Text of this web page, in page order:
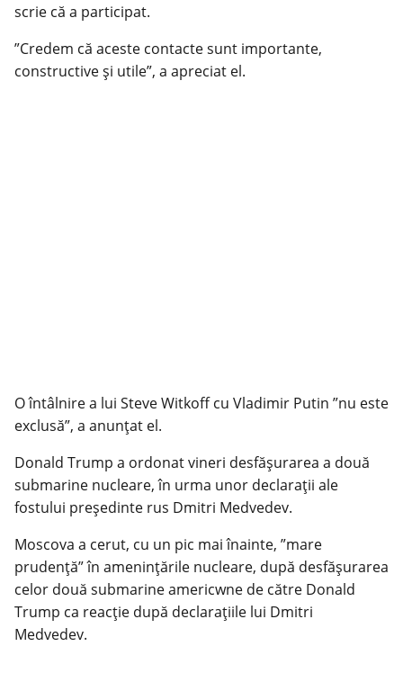
scrie că a participat.
”Credem că aceste contacte sunt importante,
constructive şi utile”, a apreciat el.
O întâlnire a lui Steve Witkoff cu Vladimir Putin ”nu este
exclusă”, a anunţat el.
Donald Trump a ordonat vineri desfăşurarea a două
submarine nucleare, în urma unor declaraţii ale
fostului preşedinte rus Dmitri Medvedev.
Moscova a cerut, cu un pic mai înainte, ”mare
prudenţă” în ameninţările nucleare, după desfăşurarea
celor două submarine americwne de către Donald
Trump ca reacţie după declaraţiile lui Dmitri
Medvedev.